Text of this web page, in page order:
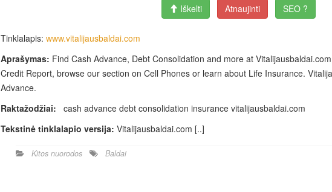
Iškelti Atnaujinti SEO ?
Tinklalapis: www.vitalijausbaldai.com
Aprašymas: Find Cash Advance, Debt Consolidation and more at
Credit Report, browse our section on Cell Phones or learn about Life Insurance.
Advance.
Raktažodžiai: cash advance debt consolidation insurance vitalijausbaldai.com
Tekstinė tinklalapio versija: Vitalijausbaldai.com [..]
Kitos nuorodos Baldai